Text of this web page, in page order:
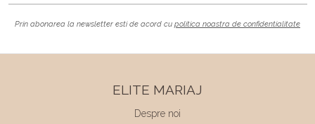
Prin abonarea la newsletter esti de acord cu politica noastra de confidentialitate
ELITE MARIAJ
Despre noi